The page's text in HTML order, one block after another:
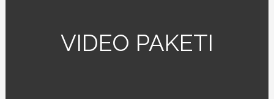
VIDEO PAKETI